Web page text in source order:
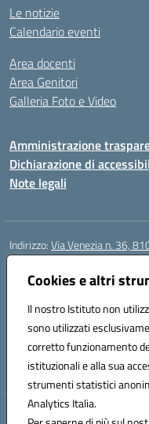
Cookies e altri
Il nostro Istituto non
sono utilizzati
corretto funzionamento
istituzionali e alla sua
strumenti statistici
Analytics Italia.
Le notizie
Calendario eventi
Area docenti
Area Genitori
Galleria Foto e Video
Amministrazione
Dichiarazione di
Note legali
Indirizzo:Via Venezia n. 36,
Centralino:
Posta elettronica certificata
Codice fiscale: 93085870611
Codice meccanografico:
Codice Indice delle Pubbliche
Codice unico di fatturazione
Hosting &